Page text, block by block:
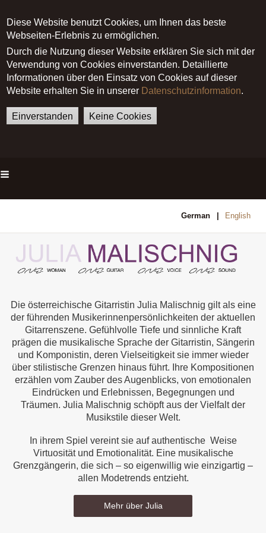
Diese Website benutzt Cookies, um Ihnen das beste
Webseiten-Erlebnis zu ermöglichen.
Durch die Nutzung dieser Website erklären Sie sich mit der
Verwendung von Cookies einverstanden. Detaillierte
Informationen über den Einsatz von Cookies auf dieser
Website erhalten Sie in unserer Datenschutzinformation.
Einverstanden Keine Cookies
German English
Die österreichische Gitarristin Julia Malischnig gilt als eine
der führenden Musikerinnenpersönlichkeiten der aktuellen
Gitarrenszene. Gefühlvolle Tiefe und sinnliche Kraft
prägen die musikalische Sprache der Gitarristin, Sängerin
und Komponistin, deren Vielseitigkeit sie immer wieder
über stilistische Grenzen hinaus führt. Ihre Kompositionen
erzählen vom Zauber des Augenblicks, von emotionalen
Eindrücken und Erlebnissen, Begegnungen und
Träumen. Julia Malischnig schöpft aus der Vielfalt der
Musikstile dieser Welt.
In ihrem Spiel vereint sie auf authentische Weise
Virtuosität und Emotionalität. Eine musikalische
Grenzgängerin, die sich – so eigenwillig wie einzigartig –
allen Modetrends entzieht.
Mehr über Julia